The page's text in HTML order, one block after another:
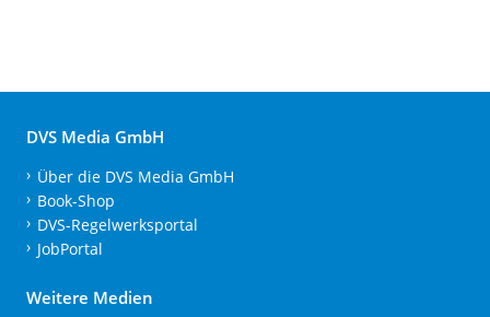
DVS Media GmbH
Über die DVS Media GmbH
Book-Shop
DVS-Regelwerksportal
JobPortal
Weitere Medien